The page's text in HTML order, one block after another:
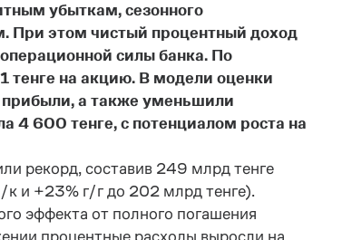
убыткам, сезонного
При этом чистый процентный доход
силы банка. По
тенге на акцию. В модели оценки
прибыли, а также уменьшили
4 600 тенге, с потенциалом роста на
рекорд, составив 249 млрд тенге
и +23% г/г до 202 млрд тенге).
эффекта от полного погашения
процентные расходы выросли на